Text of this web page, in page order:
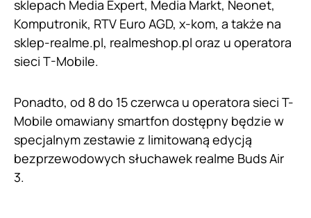
sklepach Media Expert, Media Markt, Neonet,
Komputronik, RTV Euro AGD, x-kom, a także na
sklep-realme.pl, realmeshop.pl oraz u operatora
sieci T-Mobile.
Ponadto, od 8 do 15 czerwca u operatora sieci T-
Mobile omawiany smartfon dostępny będzie w
specjalnym zestawie z limitowaną edycją
bezprzewodowych słuchawek realme Buds Air
3.